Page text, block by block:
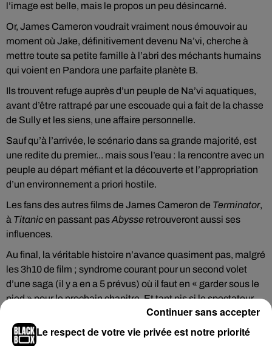
l’image est belle, mais le propos un peu désincarné.
Or, James Cameron voudrait vraiment nous émouvoir au
moment où Jake, définitivement devenu Na’vi, cherche à
mettre toute sa petite famille à l’abri des méchants humains
qui voient en Pandora une parfaite planète B.
Ils trouvent refuge auprès d’un peuple de Na’vi aquatiques,
avant d’être rattrapé par une escouade qui a fait de la chasse
de Sully et les siens, une affaire personnelle.
Sauf qu’à l’arrivée, le scénario dans sa grande majorité, est
une redite du premier... mais sous l’eau : la rencontre avec un
peuple au départ méfiant et la découverte et l’appropriation
d’un environnement a priori hostile.
Les fans des autres films de James Cameron de Terminator,
à Titanicen passant pasAbysse retrouveront aussi ses
influences.
Au final, la véritable histoire n’avance quasiment pas, malgré
les 3h10 de film ; syndrome courant pour un second volet
d’une saga (il y a en a 5 prévus) où il faut en « garder sous le
pied » pour le prochain chapitre. Et tant pis si le spectateur
Le respect de votre vie privée est notre priorité
Continuer sans accepter